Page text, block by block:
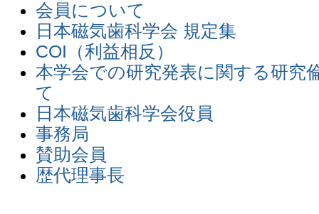
会員について
日本磁気歯科学会 規定集
COI（利益相反）
本学会での研究発表に関する研究
て
日本磁気歯科学会役員
事務局
賛助会員
歴代理事長